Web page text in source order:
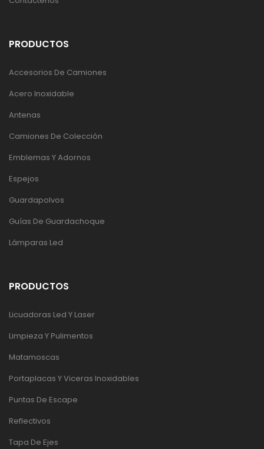
PRODUCTOS
Accesorios De Camiones
Acero Inoxidable
Antenas
Camiones De Colección
Emblemas Y Adornos
Espejos
Guardapolvos
Guías De Guardachoque
Lámparas Led
PRODUCTOS
Licuadoras Led Y Laser
Limpieza Y Pulimentos
Matamoscas
Portaplacas Y Viceras Inoxidables
Puntas De Escape
Reflectivos
Tapa De Ejes